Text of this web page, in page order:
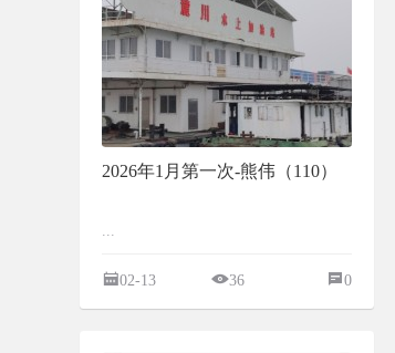
2026年1月第一次-熊伟（110）
...
02-13 36 0